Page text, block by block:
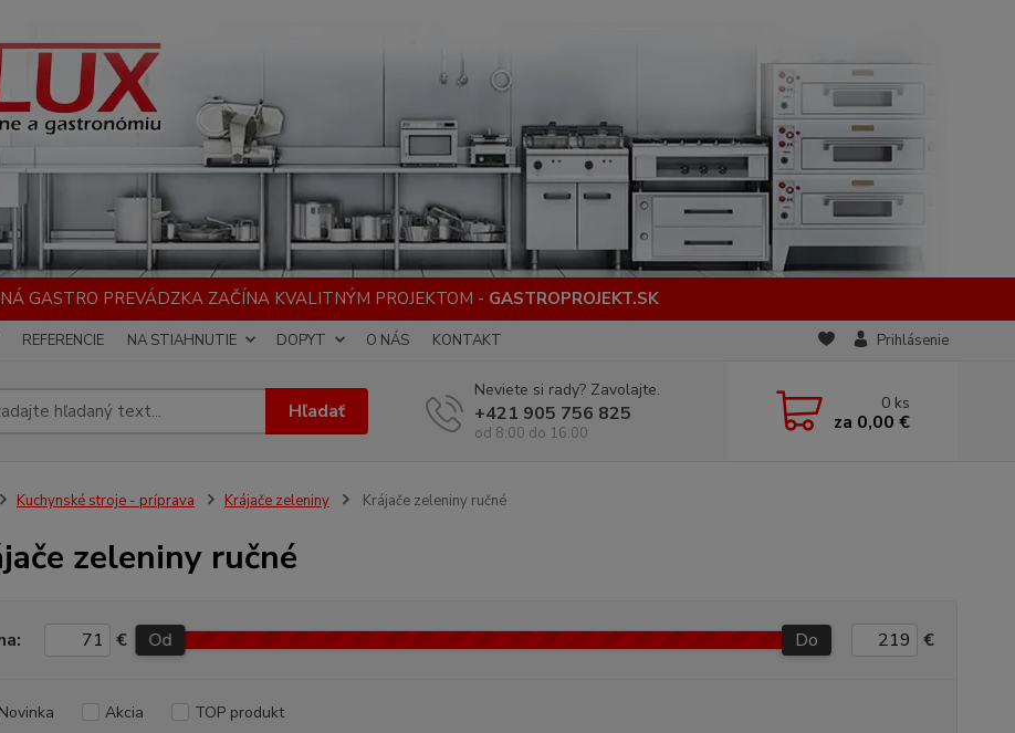
GASTRO PREVÁDZKA ZAČÍNA KVALITNÝM PROJEKTOM - GASTROPROJEKT.SK
REFERENCIE NA STIAHNUTIE DOPYT O NÁS KONTAKT Prihlásenie
Hľadať
Neviete si rady? Zavolajte.
+421 905 756 825
od 8:00 do 16:00
0 ks
za 0,00 €
Kuchynské stroje - príprava Krájače zeleniny Krájače zeleniny ručné
zeleniny ručné
€ Od Do €
Novinka Akcia TOP produkt